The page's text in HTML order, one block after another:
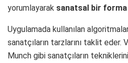
yorumlayarak sanatsal bir forma
Uygulamada kullanılan
sanatçıların tarzlarını taklit eder.
Munch gibi sanatçıların